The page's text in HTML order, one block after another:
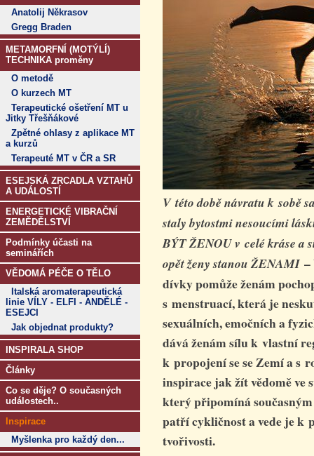
Anatolij Někrasov
Gregg Braden
METAMORFNÍ (MOTÝLÍ)
TECHNIKA proměny
O metodě
O kurzech MT
Terapeutické ošetření MT u
Jitky Třešňákové
Zpětné ohlasy z aplikace MT
a kurzů
Terapeuté MT v ČR a SR
ESEJSKÁ ZRCADLA VZTAHŮ
A UDÁLOSTÍ
ENERGETICKÉ VIBRAČNÍ
ZEMĚDĚLSTVÍ
Podmínky účasti na
seminářích
VĚDOMÁ PÉČE O TĚLO
Italská aromaterapeutická
linie VÍLY - ELFI - ANDĚLÉ -
ESEJCI
Jak objednat produkty?
INSPIRALA SHOP
Články
Co se děje? O současných
událostech..
Inspirace
Myšlenka pro každý den...
V této době návratu k sobě
staly bytostmi nesoucími
BÝT ŽENOU v celé kráse a
opět ženy stanou ŽENAMI –
dívky pomůže ženám
s menstruací, která je
sexuálních, emočních a
dává ženám sílu k vlastní
k propojení se se Zemí a s
inspirace jak žít vědomě ve
který připomíná
patří cykličnost a vede je k
tvořivosti.